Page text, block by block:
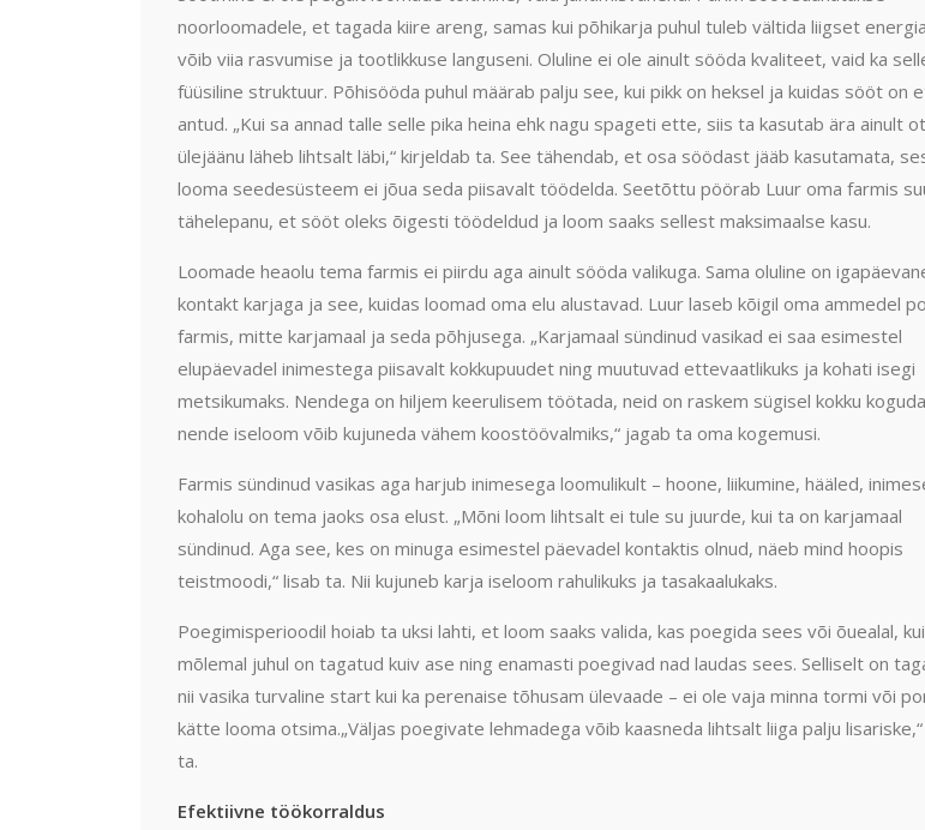
noorloomadele, et tagada kiire areng, samas kui põhikarja puhul tuleb vältida liigset
võib viia rasvumise ja tootlikkuse languseni. Oluline ei ole ainult sööda kvaliteet, vaid ka
füüsiline struktuur. Põhisööda puhul määrab palju see, kui pikk on heksel ja kuidas sööt on
antud. „Kui sa annad talle selle pika heina ehk nagu spageti ette, siis ta kasutab ära ainult
ülejäänu läheb lihtsalt läbi,“ kirjeldab ta. See tähendab, et osa söödast jääb kasutamata,
looma seedesüsteem ei jõua seda piisavalt töödelda. Seetõttu pöörab Luur oma farmis
tähelepanu, et sööt oleks õigesti töödeldud ja loom saaks sellest maksimaalse kasu.
Loomade heaolu tema farmis ei piirdu aga ainult sööda valikuga. Sama oluline on
kontakt karjaga ja see, kuidas loomad oma elu alustavad. Luur laseb kõigil oma ammedel
farmis, mitte karjamaal ja seda põhjusega. „Karjamaal sündinud vasikad ei saa esimestel
elupäevadel inimestega piisavalt kokkupuudet ning muutuvad ettevaatlikuks ja kohati isegi
metsikumaks. Nendega on hiljem keerulisem töötada, neid on raskem sügisel kokku
nende iseloom võib kujuneda vähem koostöövalmiks,“ jagab ta oma kogemusi.
Farmis sündinud vasikas aga harjub inimesega loomulikult – hoone, liikumine, hääled,
kohalolu on tema jaoks osa elust. „Mõni loom lihtsalt ei tule su juurde, kui ta on karjamaal
sündinud. Aga see, kes on minuga esimestel päevadel kontaktis olnud, näeb mind hoopis
teistmoodi,“ lisab ta. Nii kujuneb karja iseloom rahulikuks ja tasakaalukaks.
Poegimisperioodil hoiab ta uksi lahti, et loom saaks valida, kas poegida sees või õuealal,
mõlemal juhul on tagatud kuiv ase ning enamasti poegivad nad laudas sees. Selliselt on
nii vasika turvaline start kui ka perenaise tõhusam ülevaade – ei ole vaja minna tormi või
kätte looma otsima.„Väljas poegivate lehmadega võib kaasneda lihtsalt liiga palju
ta.
Efektiivne töökorraldus